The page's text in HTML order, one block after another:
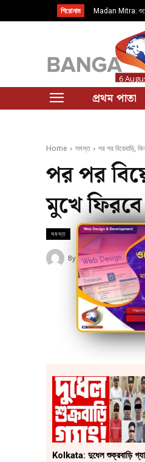
শিরোনাম Madan Mitra:
6
প্রথম পাতা
Home সমস্ত পর পর বিয়েবাড়ি,
পর পর
মুখে
সমস্ত 9 December, 2024
By Banga Barta
Kolkata: দুধেল শুক্রবাড়ি